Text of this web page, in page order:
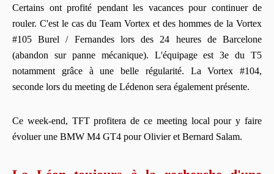
Certains ont profité pendant les vacances pour continuer de
rouler. C'est le cas du Team Vortex et des hommes de la Vortex
#105 Burel / Fernandes lors des 24 heures de Barcelone
(abandon sur panne mécanique). L'équipage est 3e du T5
notamment grâce à une belle régularité. La Vortex #104,
seconde lors du meeting de Lédenon sera également présente.
Ce week-end, TFT profitera de ce meeting local pour y faire
évoluer une BMW M4 GT4 pour Olivier et Bernard Salam.